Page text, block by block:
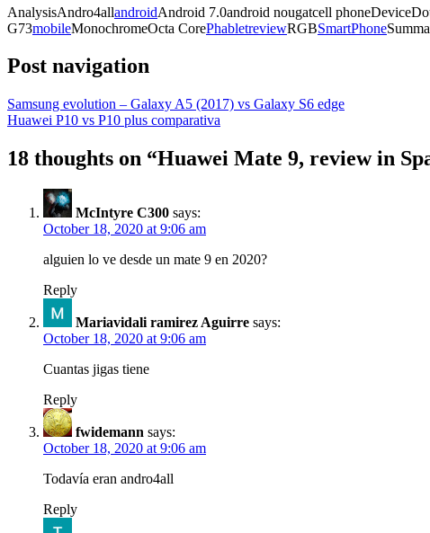
AnalysisAndro4allandroidAndroid 7.0android nougatcell
G73mobileMonochromeOcta CorePhabletreviewRGBSmartPhone
Post navigation
Samsung evolution – Galaxy A5 (2017) vs Galaxy S6 edge
Huawei P10 vs P10 plus comparativa
18 thoughts on “Huawei Mate 9, review in
McIntyre C300 says:
October 18, 2020 at 9:06 am
alguien lo ve desde un mate 9 en 2020?
Reply
Mariavidali ramirez Aguirre says:
October 18, 2020 at 9:06 am
Cuantas jigas tiene
Reply
fwidemann says:
October 18, 2020 at 9:06 am
Todavía eran andro4all
Reply